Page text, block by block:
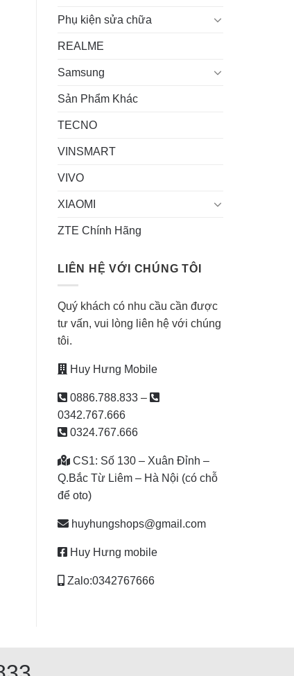
Phụ kiện sửa chữa
REALME
Samsung
Sản Phẩm Khác
TECNO
VINSMART
VIVO
XIAOMI
ZTE Chính Hãng
LIÊN HỆ VỚI CHÚNG TÔI
Quý khách có nhu cầu cần được
tư vấn, vui lòng liên hệ với chúng
tôi.
Huy Hưng Mobile
0886.788.833 –
0342.767.666
0324.767.666
CS1: Số 130 – Xuân Đỉnh –
Q.Bắc Từ Liêm – Hà Nội (có chỗ
để oto)
huyhungshops@gmail.com
Huy Hưng mobile
Zalo:0342767666